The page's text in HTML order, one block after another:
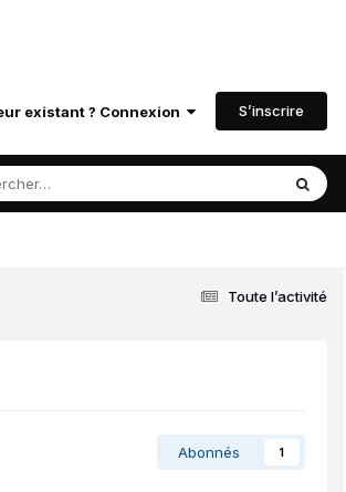
existant ? Connexion S’inscrire
Toute l’activité
Abonnés 1